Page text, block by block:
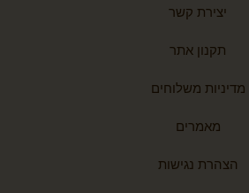
יצירת קשר
תקנון אתר
מדיניות משלוחים
מאמרים
הצהרת נגישות